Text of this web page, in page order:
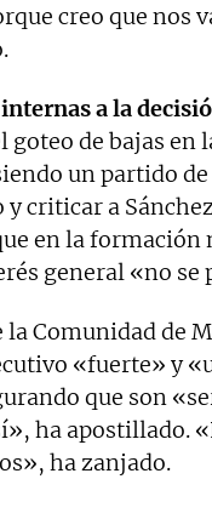
creo que nos
a la
goteo de bajas
un partido
criticar a
en la
general «no se
la Comunidad de
«fuerte» y
que son
ha apostillado.
ha zanjado.